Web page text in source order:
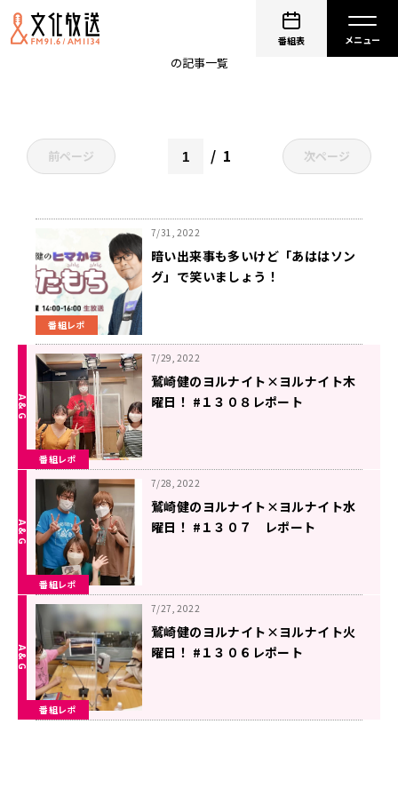
番組表
の記事一覧
前ページ 1 次ページ
番組レポ
7/31, 2022
暗い出来事も多いけど「あははソン
グ」で笑いましょう！
番組レポ
7/29, 2022
鷲崎健のヨルナイト×ヨルナイト木
曜日！ #１３０８レポート
番組レポ
7/28, 2022
鷲崎健のヨルナイト×ヨルナイト水
曜日！ #１３０７ レポート
番組レポ
7/27, 2022
鷲崎健のヨルナイト×ヨルナイト火
曜日！ #１３０６レポート